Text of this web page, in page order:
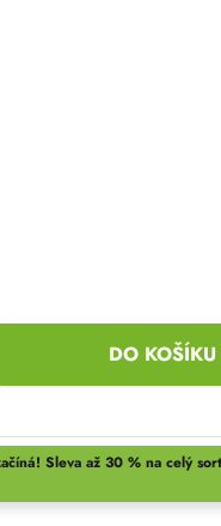
Sleva až 30 % na celý
DO KOŠÍKU